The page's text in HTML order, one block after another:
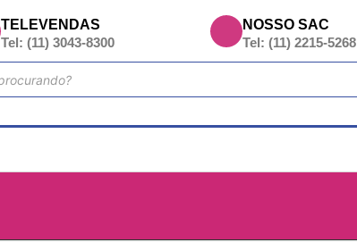
TELEVENDAS
Tel: (11) 3043-8300
NOSSO SAC
Tel: (11) 2215-5268